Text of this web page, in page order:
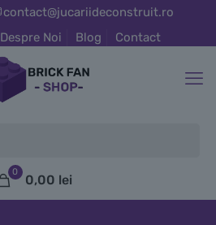
contact@jucariideconstruit.ro
Despre Noi Blog Contact
0
0,00 lei